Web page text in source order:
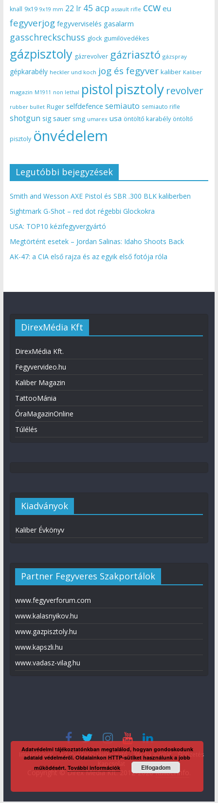
knall 9x19 9x19 mm 22 lr 45 acp assault rifle ccw eu
fegyverjog fegyverviselés gasalarm
gasschreckschuss glock gumilövedékes
gázpisztoly gázrevolver gázriasztó gázspray
gépkarabély heckler und koch jog és fegyver kaliber Kaliber
magazin M1911 non lethal pistol pisztoly revolver
rubber bullet Ruger selfdefence semiauto semiauto rifle
shotgun sig sauer smg umarex usa öntöltő karabély öntöltő
pisztoly önvédelem
Legutóbbi bejegyzések
Smith and Wesson AXE Pistol és SBR .300 BLK kaliberben
Sightmark G-Shot – red dot régebbi Glockokra
USA: TOP10 kézifegyvergyártó
Megtörtént esetek – Jordan Salinas: Idaho Shoots Back
AK-47: a CIA első rajza és az egyik első fotója róla
DirexMédia Kft
DirexMédia Kft.
Fegyvervideo.hu
Kaliber Magazin
TattooMánia
ÓraMagazinOnline
Túlélés
Kiadványok
Kaliber Évkönyv
Partner Fegyveres Szakportálok
www.fegyverforum.com
www.kalasnyikov.hu
www.gazpisztoly.hu
www.kapszli.hu
www.vadasz-vilag.hu
Impresszum Adatvédelmi tájékoztató Média ajánlat
Előfizetés
Copyright © Direx Média Kft. 2012-2026KaliberInfo
Adatvédelmi tájékoztatónkban megtalálod, hogyan gondoskodunk
adataid védelméről. Oldalainkon HTTP-sütiket használunk a jobb
működésért.További információk Elfogadom